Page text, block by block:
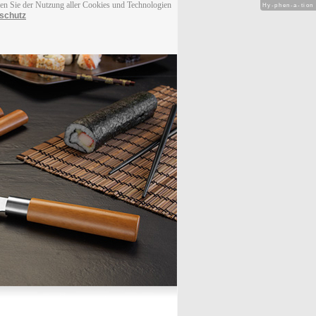
Sie der Nutzung aller Cookies und Technologien
Hy-phen-a-tion